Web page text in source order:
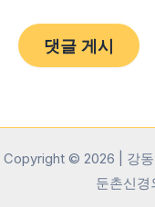
Copyright © 2026 | 강동
둔촌신경